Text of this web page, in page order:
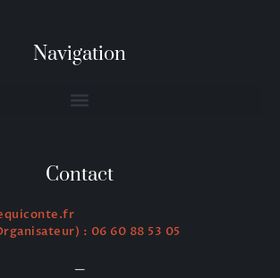
Navigation
Contact
: 06 60 88 53 05
—